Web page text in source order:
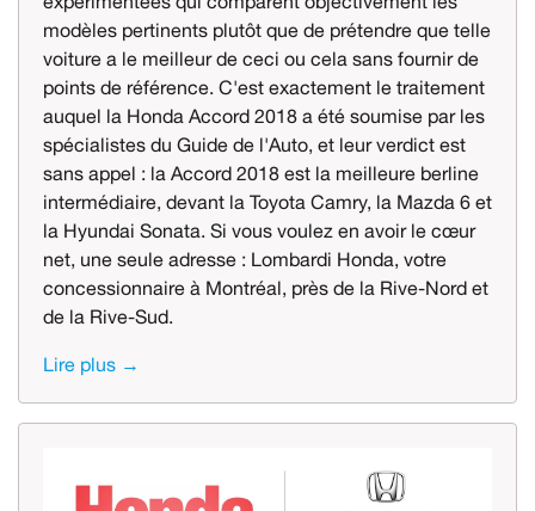
modèles pertinents plutôt que de prétendre que telle
voiture a le meilleur de ceci ou cela sans fournir de
points de référence. C'est exactement le traitement
auquel la Honda Accord 2018 a été soumise par les
spécialistes du Guide de l'Auto, et leur verdict est
sans appel : la Accord 2018 est la meilleure berline
intermédiaire, devant la Toyota Camry, la Mazda 6 et
la Hyundai Sonata. Si vous voulez en avoir le cœur
net, une seule adresse : Lombardi Honda, votre
concessionnaire à Montréal, près de la Rive-Nord et
de la Rive-Sud.
Lire plus →